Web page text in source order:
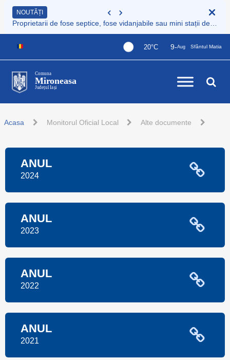
NOUTĂȚI
20°C 9-Aug Sfântul Matia
Comuna
Mironeasa
Județul Iași
Acasa Monitorul Oficial Local Alte documente
ANUL
2024
ANUL
2023
ANUL
2022
ANUL
2021